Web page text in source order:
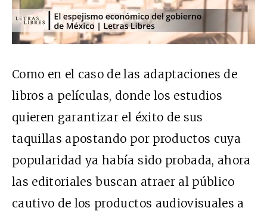
Como en el caso de las adaptaciones de
libros a películas, donde los estudios
quieren garantizar el éxito de sus
taquillas apostando por productos cuya
popularidad ya había sido probada, ahora
las editoriales buscan atraer al público
cautivo de los productos audiovisuales a